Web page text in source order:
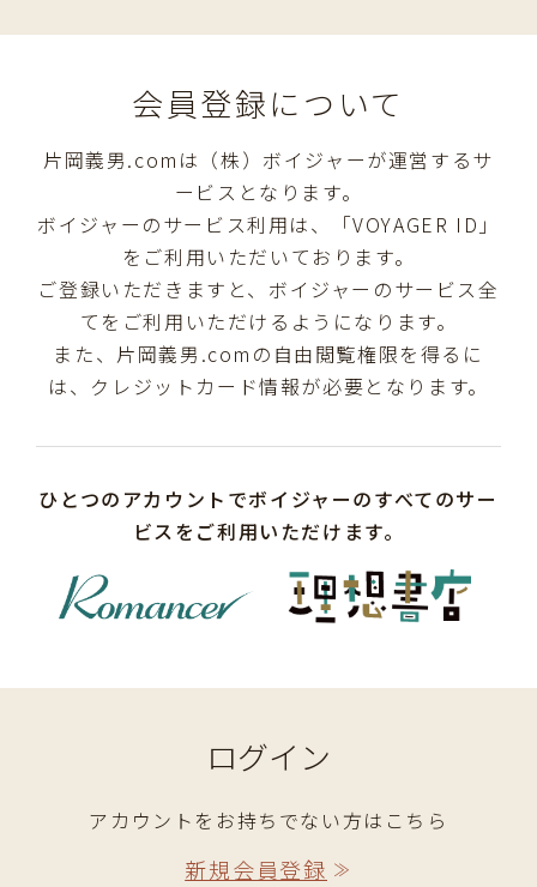
会員登録について
片岡義男.comは（株）ボイジャーが運営するサ
ービスとなります。
ボイジャーのサービス利用は、「VOYAGER ID」
をご利用いただいております。
ご登録いただきますと、ボイジャーのサービス全
てをご利用いただけるようになります。
また、片岡義男.comの自由閲覧権限を得るに
は、クレジットカード情報が必要となります。
ひとつのアカウントでボイジャーのすべてのサー
ビスをご利用いただけます。
ログイン
アカウントをお持ちでない方はこちら
新規会員登録 ≫